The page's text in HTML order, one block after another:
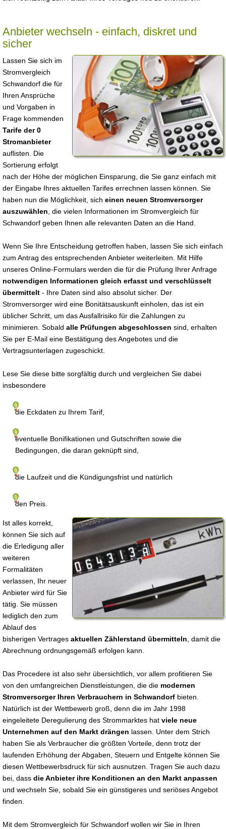
Anbieter wechseln - einfach, diskret und
sicher
Lassen Sie sich im
Stromvergleich
Schwandorf die für
Ihren Ansprüche
und Vorgaben in
Frage kommenden
Tarife der 0
Stromanbieter
auflisten. Die
Sortierung erfolgt
nach der Höhe der möglichen Einsparung, die Sie ganz einfach mit
der Eingabe Ihres aktuellen Tarifes errechnen lassen können. Sie
haben nun die Möglichkeit, sich einen neuen Stromversorger
auszuwählen , die vielen Informationen im Stromvergleich für
Schwandorf geben Ihnen alle relevanten Daten an die Hand.
Wenn Sie Ihre Entscheidung getroffen haben, lassen Sie sich einfach
zum Antrag des entsprechenden Anbieter weiterleiten. Mit Hilfe
unseres Online-Formulars werden die für die Prüfung Ihrer Anfrage
notwendigen Informationen gleich erfasst und verschlüsselt
übermittelt - Ihre Daten sind also absolut sicher. Der
Stromversorger wird eine Bonitätsauskunft einholen, das ist ein
üblicher Schritt, um das Ausfallrisiko für die Zahlungen zu
minimieren. Sobald alle Prüfungen abgeschlossen sind, erhalten
Sie per E-Mail eine Bestätigung des Angebotes und die
Vertragsunterlagen zugeschickt.
Lese Sie diese bitte sorgfältig durch und vergleichen Sie dabei
insbesondere
die Eckdaten zu Ihrem Tarif,
eventuelle Bonifikationen und Gutschriften sowie die
Bedingungen, die daran geknüpft sind,
die Laufzeit und die Kündigungsfrist und natürlich
den Preis.
Ist alles korrekt,
können Sie sich auf
die Erledigung aller
weiteren
Formalitäten
verlassen, Ihr neuer
Anbieter wird für Sie
tätig. Sie müssen
lediglich den zum
Ablauf des
bisherigen Vertrages aktuellen Zählerstand übermitteln , damit die
Abrechnung ordnungsgemäß erfolgen kann.
Das Procedere ist also sehr übersichtlich, vor allem profitieren Sie
von den umfangreichen Dienstleistungen, die die modernen
Stromversorger Ihren Verbrauchern in Schwandorf bieten.
Natürlich ist der Wettbewerb groß, denn die im Jahr 1998
eingeleitete Deregulierung des Strommarktes hat viele neue
Unternehmen auf den Markt drängen lassen. Unter dem Strich
haben Sie als Verbraucher die größten Vorteile, denn trotz der
laufenden Erhöhung der Abgaben, Steuern und Entgelte können Sie
diesen Wettbewerbsdruck für sich ausnutzen. Tragen Sie auch dazu
bei, dass die Anbieter ihre Konditionen an den Markt anpassen
und wechseln Sie, sobald Sie ein günstigeres und seriöses Angebot
finden.
Mit dem Stromvergleich für Schwandorf wollen wir Sie in Ihren